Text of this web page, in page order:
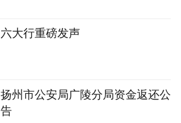
六大行重磅发声
扬州市公安局广陵分局资金返还公
告